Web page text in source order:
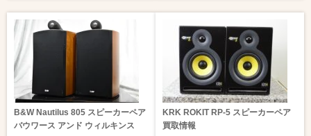
B&W Nautilus 805 スピーカーペア
バウワース アンド ウィルキンス
KRK ROKIT RP-5 スピーカーペア
買取情報